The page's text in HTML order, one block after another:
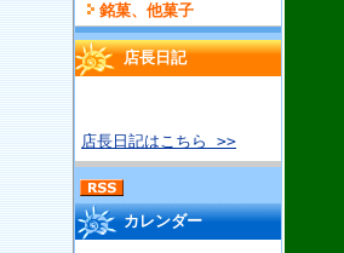
銘菓、他菓子
店長日記
店長日記はこちら >>
カレンダー